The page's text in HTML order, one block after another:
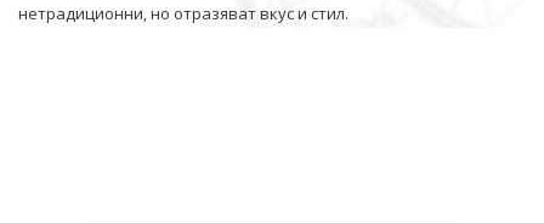
нетрадиционни, но отразяват вкус и стил.